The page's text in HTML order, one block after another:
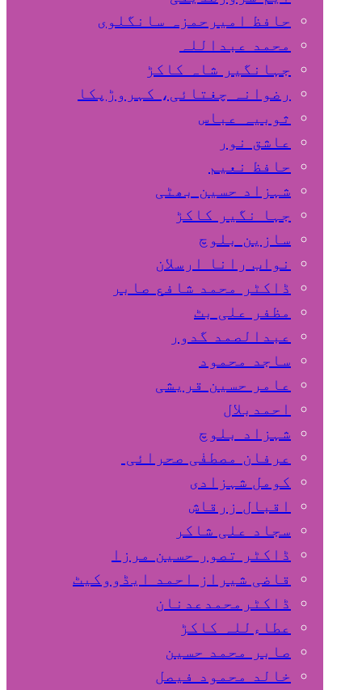
حافظ امیرحمزہ سانگلوی
محمد عبداللہ
جہانگیر شاہ کاکڑ
رضوانہ چغتائی، کہروڑپکا
ثوبیہ عباس
عاشق نور
حافظ نعیم
شہزاد حسین بھٹی
جہا نگیر کاکڑ
سازین بلوچ
نواب رانا ارسلان
ڈاکٹر محمد شافع صابر
مظفر علی بٹ
عبدالصمد گدور
ساجد محمود
عامر حسین قریشی
اﺣﻤﺪﺑﻼل
شہزاد بلوچ
عرفان مصطفٰی صحرائی
کومل شہزادی
اقبال زرقاش
سجاد علی شاکر
ڈاکٹر تصور حسین مرزا
قاضی شیراز احمد ایڈووکیٹ
ڈاکٹرمحمدعدنان
عطاءللہ کاکڑ
صابر محمد حسین
خالد محمود فیصل